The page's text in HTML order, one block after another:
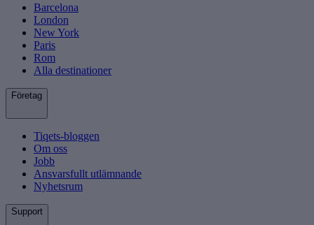
Barcelona
London
New York
Paris
Rom
Alla destinationer
Företag
Tiqets-bloggen
Om oss
Jobb
Ansvarsfullt utlämnande
Nyhetsrum
Support